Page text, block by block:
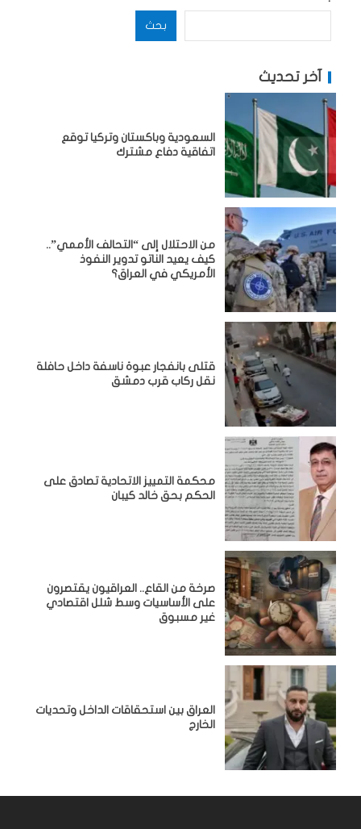
بحث
آخر تحديث
السعودية وباكستان وتركيا توقع
اتفاقية دفاع مشترك
من الاحتلال إلى “التحالف الأممي”..
كيف يعيد الناتو تدوير النفوذ
الأمريكي في العراق؟
قتلى بانفجار عبوة ناسفة داخل حافلة
نقل ركاب قرب دمشق
محكمة التمييز الاتحادية تصادق على
الحكم بحق خالد كيبان
صرخة من القاع.. العراقيون يقتصرون
على الأساسيات وسط شلل اقتصادي
غير مسبوق
‏العراق بين استحقاقات الداخل وتحديات
الخارج